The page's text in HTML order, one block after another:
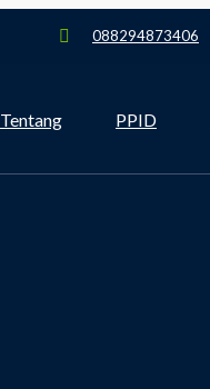
088294873406
Tentang PPID